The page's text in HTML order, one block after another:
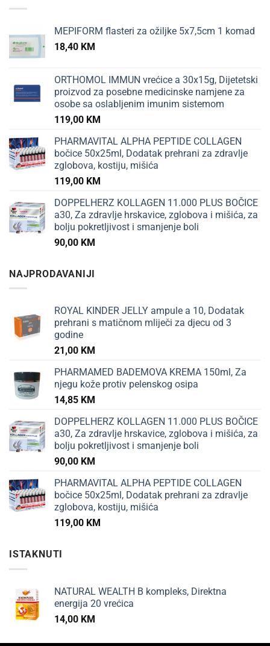
MEPIFORM flasteri za ožiljke 5x7,5cm 1 komad
18,40 KM
ORTHOMOL IMMUN vrećice a 30x15g, Dijetetski
proizvod za posebne medicinske namjene za
osobe sa oslabljenim imunim sistemom
119,00 KM
PHARMAVITAL ALPHA PEPTIDE COLLAGEN
bočice 50x25ml, Dodatak prehrani za zdravlje
zglobova, kostiju, mišića
119,00 KM
DOPPELHERZ KOLLAGEN 11.000 PLUS BOČICE
a30, Za zdravlje hrskavice, zglobova i mišića, za
bolju pokretljivost i smanjenje boli
90,00 KM
NAJPRODAVANIJI
ROYAL KINDER JELLY ampule a 10, Dodatak
prehrani s matičnom mliječi za djecu od 3
godine
21,00 KM
PHARMAMED BADEMOVA KREMA 150ml, Za
njegu kože protiv pelenskog osipa
14,85 KM
DOPPELHERZ KOLLAGEN 11.000 PLUS BOČICE
a30, Za zdravlje hrskavice, zglobova i mišića, za
bolju pokretljivost i smanjenje boli
90,00 KM
PHARMAVITAL ALPHA PEPTIDE COLLAGEN
bočice 50x25ml, Dodatak prehrani za zdravlje
zglobova, kostiju, mišića
119,00 KM
ISTAKNUTI
NATURAL WEALTH B kompleks, Direktna
energija 20 vrećica
14,00 KM